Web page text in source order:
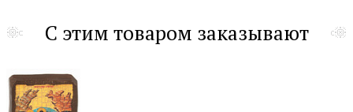
С этим товаром заказывают